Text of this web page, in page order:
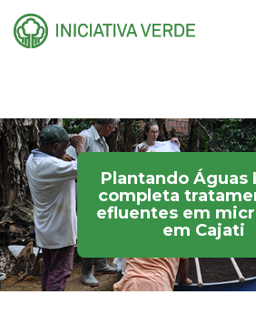
Plantando Águas
completa
efluentes em
em Cajati